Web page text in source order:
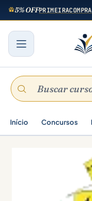
5% OFFPRIMEIRACOMPRA
Início Concursos